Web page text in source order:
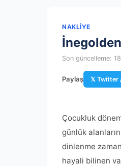
NAKLIYE
Son güncelleme:
Paylaş 𝕏 Twitter
Çocukluk
günlük
dinlenme
hayali bilinen